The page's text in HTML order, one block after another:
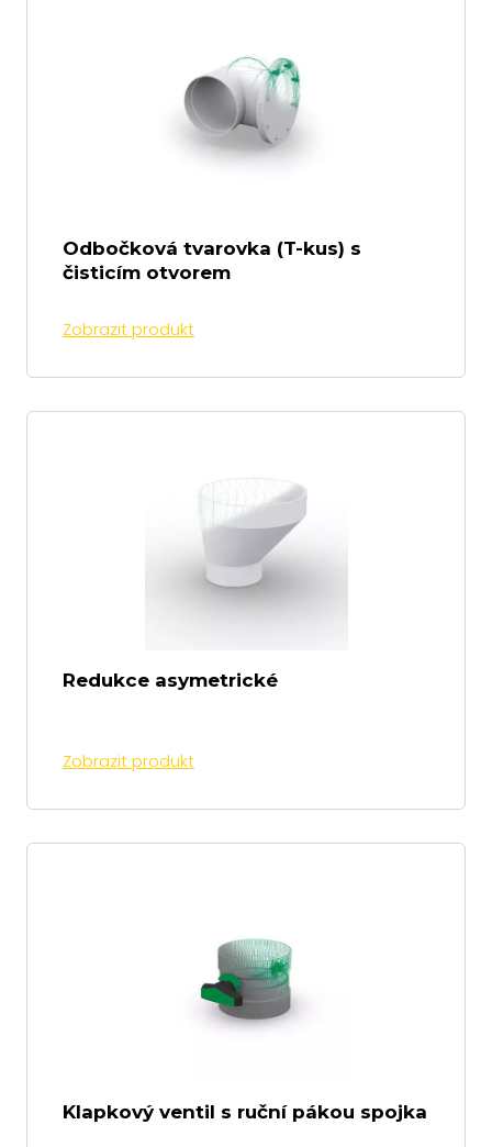
Odbočková tvarovka (T-kus) s
čisticím otvorem
Zobrazit produkt
Redukce asymetrické
Zobrazit produkt
Klapkový ventil s ruční pákou spojka